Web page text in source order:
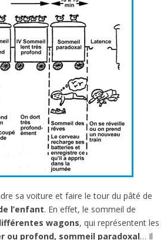
sa voiture et faire le tour du pâté de
l’enfant. En effet, le sommeil de
wagons, qui représentent les
ou profond, sommeil paradoxal… Il